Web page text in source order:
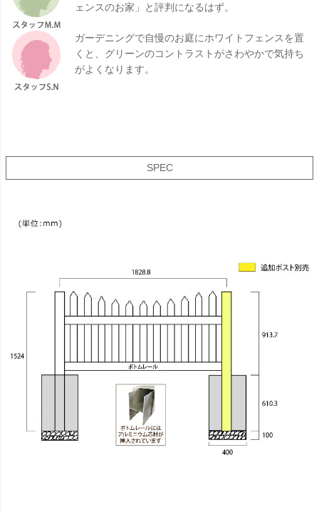
ェンスのお家」と評判になるはず。
ガーデニングで自慢のお庭にホワイトフェンスを置
くと、グリーンのコントラストがさわやかで気持ち
がよくなります。
SPEC